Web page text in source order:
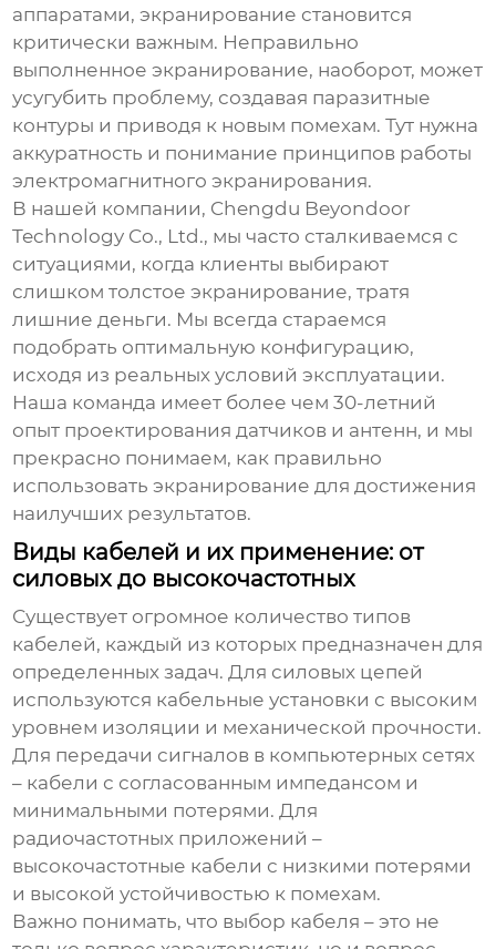
аппаратами, экранирование становится
критически важным. Неправильно
выполненное экранирование, наоборот, может
усугубить проблему, создавая паразитные
контуры и приводя к новым помехам. Тут нужна
аккуратность и понимание принципов работы
электромагнитного экранирования.
В нашей компании, Chengdu Beyondoor
Technology Co., Ltd., мы часто сталкиваемся с
ситуациями, когда клиенты выбирают
слишком толстое экранирование, тратя
лишние деньги. Мы всегда стараемся
подобрать оптимальную конфигурацию,
исходя из реальных условий эксплуатации.
Наша команда имеет более чем 30-летний
опыт проектирования датчиков и антенн, и мы
прекрасно понимаем, как правильно
использовать экранирование для достижения
наилучших результатов.
Виды кабелей и их применение: от
силовых до высокочастотных
Существует огромное количество типов
кабелей, каждый из которых предназначен для
определенных задач. Для силовых цепей
используются кабельные установки с высоким
уровнем изоляции и механической прочности.
Для передачи сигналов в компьютерных сетях
– кабели с согласованным импедансом и
минимальными потерями. Для
радиочастотных приложений –
высокочастотные кабели с низкими потерями
и высокой устойчивостью к помехам.
Важно понимать, что выбор кабеля – это не